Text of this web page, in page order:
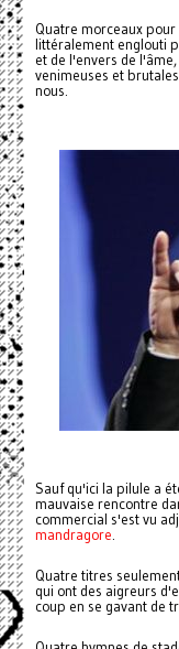
Quatre morceaux
littéralement englouti
et de l'envers de
venimeuses et
nous.
Sauf qu'ici la pilule a
mauvaise rencontre
commercial s'est vu
mandragore.
Quatre titres
qui ont des aigreurs
coup en se gavant de